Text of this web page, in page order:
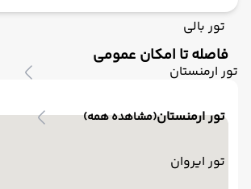
تور بالی
تور ارمنستان
تور ارمنستان(مشاهده همه)
تور ایروان
فاصله تا امکان عمومی